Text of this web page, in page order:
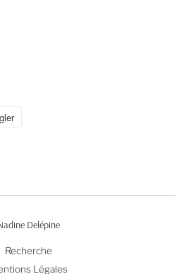
Delépine
Recherche
Légales